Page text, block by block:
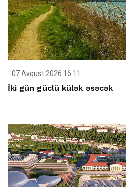
07 Avqust 2026 16:11
İki gün güclü külək əsəcək